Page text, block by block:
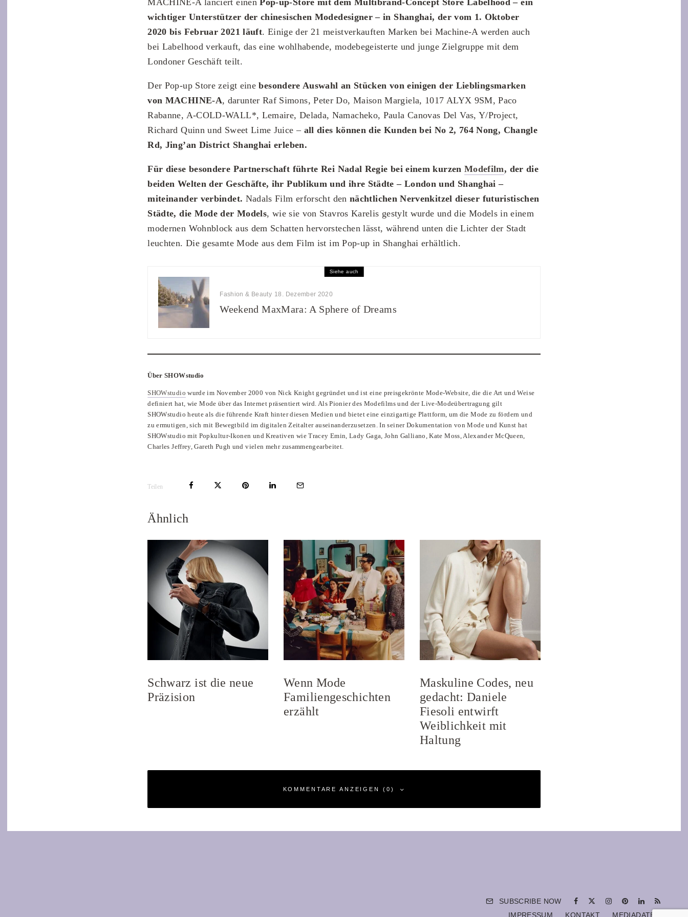
wichtiger Unterstützer der chinesischen Modedesigner – in Shanghai, der vom 1. Oktober
2020 bis Februar 2021 läuft. Einige der 21 meistverkauften Marken bei Machine-A werden auch
bei Labelhood verkauft, das eine wohlhabende, modebegeisterte und junge Zielgruppe mit dem
Londoner Geschäft teilt.
Der Pop-up Store zeigt einebesondere Auswahl an Stücken von einigen der Lieblingsmarken
von MACHINE-A, darunter Raf Simons, Peter Do, Maison Margiela, 1017 ALYX 9SM, Paco
Rabanne, A-COLD-WALL*, Lemaire, Delada, Namacheko, Paula Canovas Del Vas, Y/Project,
Richard Quinn und Sweet Lime Juice – all dies können die Kunden bei No 2, 764 Nong, Changle
Rd, Jing’an District Shanghai erleben.
Für diese besondere Partnerschaft führte Rei Nadal Regie bei einem kurzen Modefilm, der die
beiden Welten der Geschäfte, ihr Publikum und ihre Städte – London und Shanghai –
miteinander verbindet. Nadals Film erforscht den nächtlichen Nervenkitzel dieser futuristischen
Städte, die Mode der Models, wie sie von Stavros Karelis gestylt wurde und die Models in einem
modernen Wohnblock aus dem Schatten hervorstechen lässt, während unten die Lichter der Stadt
leuchten. Die gesamte Mode aus dem Film ist im Pop-up in Shanghai erhältlich.
Siehe auch
Fashion & Beauty 18. Dezember 2020
Weekend MaxMara: A Sphere of Dreams
Über SHOWstudio
SHOWstudio wurde im November 2000 von Nick Knight gegründet und ist eine preisgekrönte Mode-Website, die die Art und Weise
definiert hat, wie Mode über das Internet präsentiert wird. Als Pionier des Modefilms und der Live-Modeübertragung gilt
SHOWstudio heute als die führende Kraft hinter diesen Medien und bietet eine einzigartige Plattform, um die Mode zu fördern und
zu ermutigen, sich mit Bewegtbild im digitalen Zeitalter auseinanderzusetzen. In seiner Dokumentation von Mode und Kunst hat
SHOWstudio mit Popkultur-Ikonen und Kreativen wie Tracey Emin, Lady Gaga, John Galliano, Kate Moss, Alexander McQueen,
Charles Jeffrey, Gareth Pugh und vielen mehr zusammengearbeitet.
Teilen
Ähnlich
Schwarz ist die neue
Präzision
Wenn Mode
Familiengeschichten
erzählt
Maskuline Codes, neu
gedacht: Daniele
Fiesoli entwirft
Weiblichkeit mit
Haltung
KOMMENTARE ANZEIGEN (0)
SUBSCRIBE NOW
IMPRESSUM
KONTAKT MEDIADATEN